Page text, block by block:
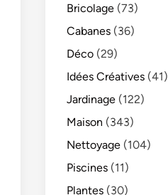
Bricolage (73)
Cabanes (36)
Déco (29)
Idées Créatives (41)
Jardinage (122)
Maison (343)
Nettoyage (104)
Piscines (11)
Plantes (30)